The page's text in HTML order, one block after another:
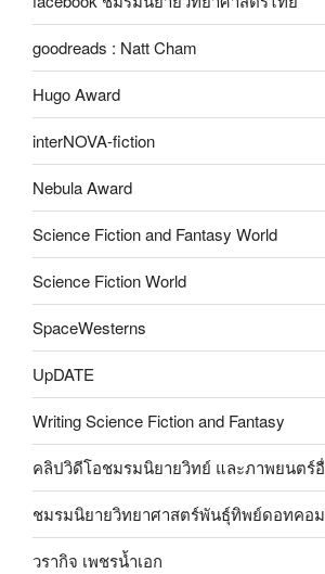
goodreads : Natt Cham
Hugo Award
interNOVA-fiction
Nebula Award
Science Fiction and Fantasy World
Science Fiction World
SpaceWesterns
UpDATE
Writing Science Fiction and Fantasy
คลิปวิดีโอชมรมนิยายวิทย์ และภาพยนตร์
ชมรมนิยายวิทยาศาสตร์พันธุ์ทิพย์ดอทคอม
วรากิจ เพชรน้ำเอก